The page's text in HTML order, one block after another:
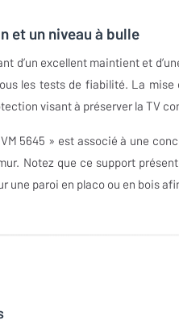
et un niveau à bulle
d’un excellent maintient et
les tests de fiabilité. La
visant à préserver la TV
5645 » est associé à une
Notez que ce support
une paroi en placo ou en bois